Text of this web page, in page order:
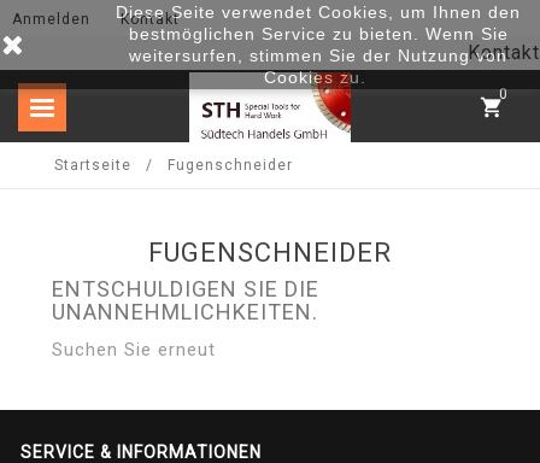
Diese Seite verwendet Cookies, um Ihnen den
bestmöglichen Service zu bieten. Wenn Sie
weitersurfen, stimmen Sie der Nutzung von
Cookies zu.
Anmelden Kontakt
Kontakt
shopping_cart
0
Startseite Fugenschneider
FUGENSCHNEIDER
ENTSCHULDIGEN SIE DIE
UNANNEHMLICHKEITEN.
Suchen Sie erneut
SERVICE & INFORMATIONEN